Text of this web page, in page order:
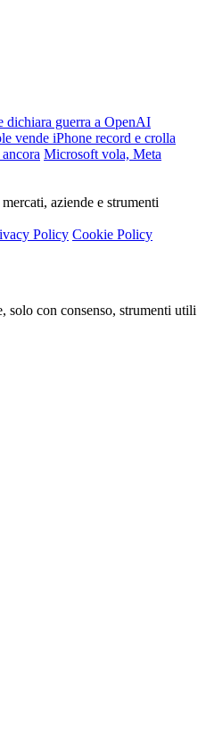
dichiara guerra a OpenAI
vende iPhone record e crolla
Microsoft vola, Meta
aziende e strumenti
Policy Cookie Policy
solo con consenso, strumenti utili